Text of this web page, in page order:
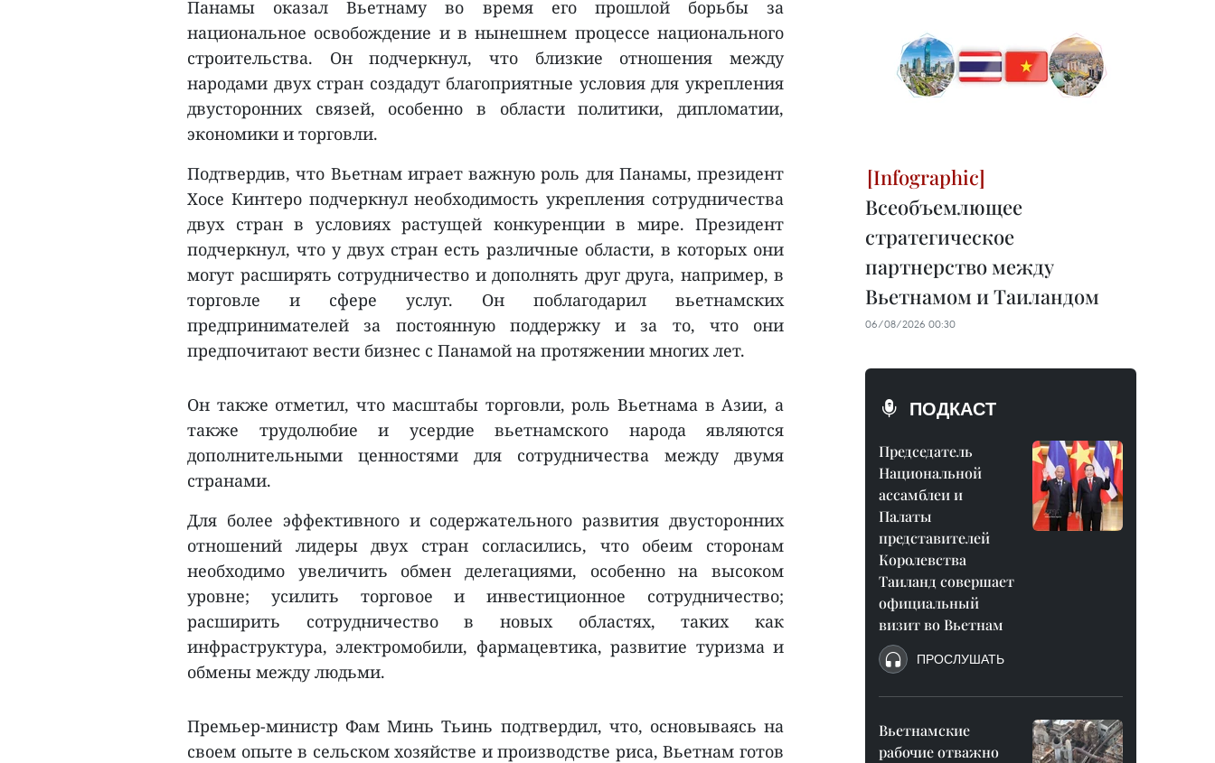
Панамы оказал Вьетнаму во время его прошлой борьбы за
национальное освобождение и в нынешнем процессе национального
строительства. Он подчеркнул, что близкие отношения между
народами двух стран создадут благоприятные условия для укрепления
двусторонних связей, особенно в области политики, дипломатии,
экономики и торговли.
Подтвердив, что Вьетнам играет важную роль для Панамы, президент
Хосе Кинтеро подчеркнул необходимость укрепления сотрудничества
двух стран в условиях растущей конкуренции в мире. Президент
подчеркнул, что у двух стран есть различные области, в которых они
могут расширять сотрудничество и дополнять друг друга, например, в
торговле и сфере услуг. Он поблагодарил вьетнамских
предпринимателей за постоянную поддержку и за то, что они
предпочитают вести бизнес с Панамой на протяжении многих лет.
Он также отметил, что масштабы торговли, роль Вьетнама в Азии, а
также трудолюбие и усердие вьетнамского народа являются
дополнительными ценностями для сотрудничества между двумя
странами.
Для более эффективного и содержательного развития двусторонних
отношений лидеры двух стран согласились, что обеим сторонам
необходимо увеличить обмен делегациями, особенно на высоком
уровне; усилить торговое и инвестиционное сотрудничество;
расширить сотрудничество в новых областях, таких как
инфраструктура, электромобили, фармацевтика, развитие туризма и
обмены между людьми.
Премьер-министр Фам Минь Тьинь подтвердил, что, основываясь на
своем опыте в сельском хозяйстве и производстве риса, Вьетнам готов
Всеобъемлющее
стратегическое
партнерство между
Вьетнамом и Таиландом
06/08/2026 00:30
ПОДКАСТ
Председатель
Национальной
ассамблеи и
Палаты
представителей
Королевства
Таиланд совершает
официальный
визит во Вьетнам
ПРОСЛУШАТЬ
Вьетнамские
рабочие отважно